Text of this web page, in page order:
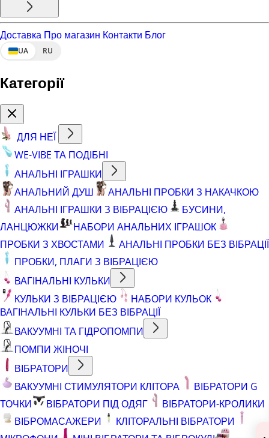
Доставка Про магазин Контакти Блог
UA RU
Категорії
ДЛЯ НЕЇ
WE-VIBE ТА ПОДІБНІ
АНАЛЬНІ ІГРАШКИ
АНАЛЬНИЙ ДУШ
АНАЛЬНІ ПРОБКИ З НАКАЧКОЮ
АНАЛЬНІ ІГРАШКИ З ВІБРАЦІЄЮ
БУСИНИ,
ЛАНЦЮЖКИ
НАБОРИ АНАЛЬНИХ ІГРАШОК
ПРОБКИ З ХВОСТАМИ
АНАЛЬНІ ПРОБКИ БЕЗ ВІБРАЦІЇ
ПРОБКИ, ПЛАГИ З ВІБРАЦІЄЮ
ВАГІНАЛЬНІ КУЛЬКИ
КУЛЬКИ З ВІБРАЦІЄЮ
НАБОРИ КУЛЬОК
ВАГІНАЛЬНІ КУЛЬКИ БЕЗ ВІБРАЦІЇ
ВАКУУМНІ ТА ГІДРОПОМПИ
ПОМПИ ЖІНОЧІ
ВІБРАТОРИ
ВАКУУМНІ СТИМУЛЯТОРИ КЛІТОРА
ВІБРАТОРИ G
ТОЧКИ
ВІБРАТОРИ ПІД ОДЯГ
ВІБРАТОРИ-КРОЛИКИ
ВІБРОМАСАЖЕРИ
КЛІТОРАЛЬНІ ВІБРАТОРИ